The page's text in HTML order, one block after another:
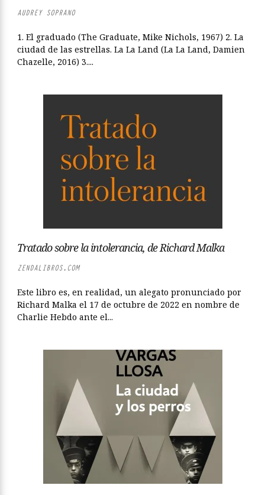
AUDREY SOPRANO
1. El graduado (The Graduate, Mike Nichols, 1967) 2. La
ciudad de las estrellas. La La Land (La La Land, Damien
Chazelle, 2016) 3....
Tratado sobre la intolerancia, de Richard Malka
ZENDALIBROS.COM
Este libro es, en realidad, un alegato pronunciado por
Richard Malka el 17 de octubre de 2022 en nombre de
Charlie Hebdo ante el...